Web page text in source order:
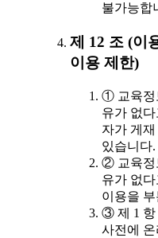
불가능합
제 12 조 (이
이용 제한)
① 교육정
유가 없
자가 게
있습니다.
② 교육정
유가 없
이용을
③ 제 1 항
사전에